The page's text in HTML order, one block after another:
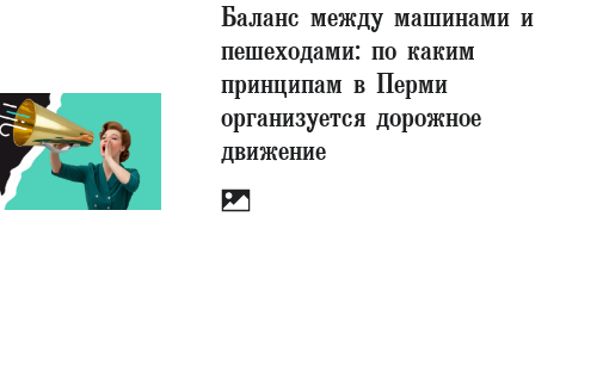
Баланс между машинами и
пешеходами: по каким
принципам в Перми
организуется дорожное
движение